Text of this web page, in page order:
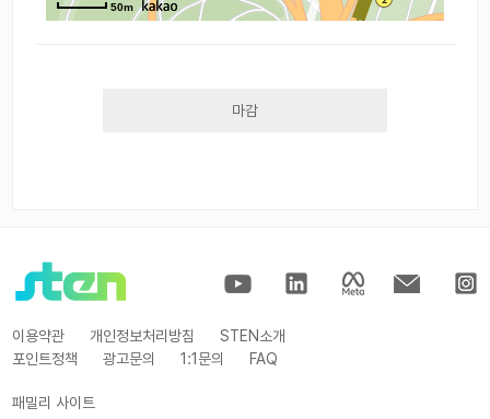
50m
마감
이용약관 개인정보처리방침
STEN소개
포인트정책
광고문의 1:1문의 FAQ
패밀리 사이트